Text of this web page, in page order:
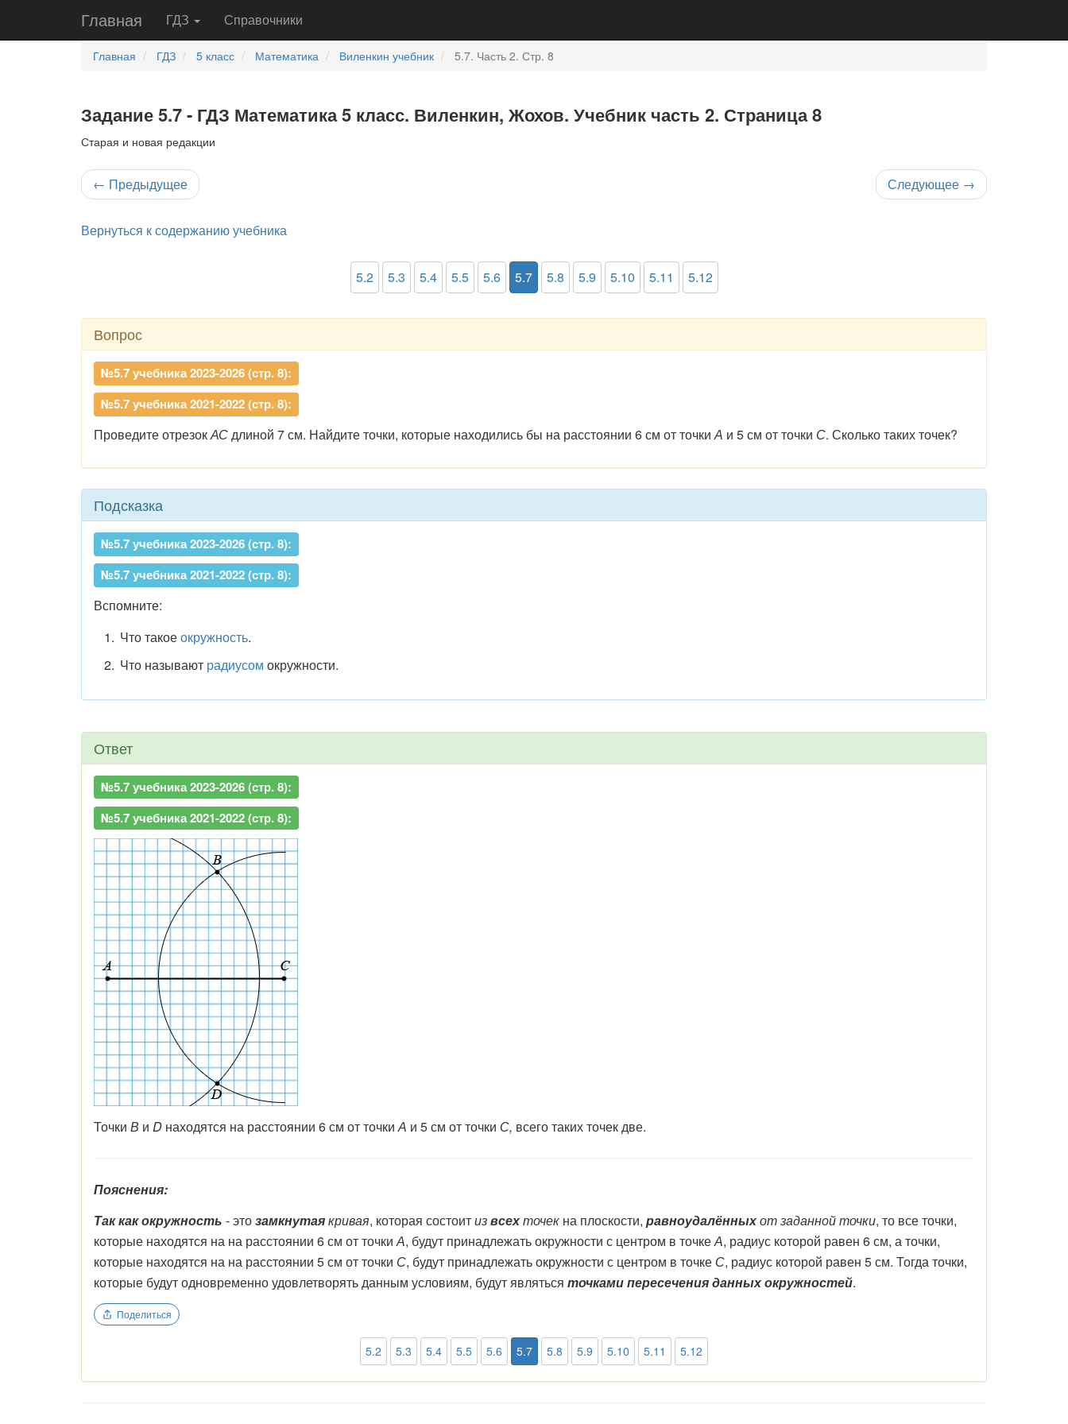
Главная ГДЗ Справочники
Главная ГДЗ 5 класс Математика Виленкин учебник 5.7. Часть 2. Стр. 8
Задание 5.7 - ГДЗ Математика 5 класс. Виленкин, Жохов. Учебник часть 2. Страница 8
Старая и новая редакции
← Предыдущее Следующее →
Вернуться к содержанию учебника
5.2 5.3 5.4 5.5 5.6 5.7 5.8 5.9 5.10 5.11 5.12
Вопрос
№5.7 учебника 2023-2026 (стр. 8):
№5.7 учебника 2021-2022 (стр. 8):
Проведите отрезокАСдлиной 7 см. Найдите точки, которые находились бы на расстоянии 6 см от точкиА и 5 см от точки С. Сколько таких точек?
Подсказка
№5.7 учебника 2023-2026 (стр. 8):
№5.7 учебника 2021-2022 (стр. 8):
Вспомните:
Что такоеокружность.
Что называют радиусом окружности.
Ответ
№5.7 учебника 2023-2026 (стр. 8):
№5.7 учебника 2021-2022 (стр. 8):
Точки В и D находятся на расстоянии 6 см от точки А и 5 см от точки С, всего таких точек две.
Пояснения:
Так как окружность - этозамкнутаякривая, которая состоитизвсехточек на плоскости, равноудалённыхот заданной точки, то все точки,
которые находятся на на расстоянии 6 см от точки А, будут принадлежать окружности с центром в точкеА, радиус которой равен 6 см, а точки,
которые находятся на на расстоянии 5 см от точки С, будут принадлежать окружности с центром в точке С, радиус которой равен 5 см. Тогда точки,
которые будут одновременно удовлетворять данным условиям, будут являться точками пересечения данных окружностей.
Поделиться
5.2 5.3 5.4 5.5 5.6 5.7 5.8 5.9 5.10 5.11 5.12